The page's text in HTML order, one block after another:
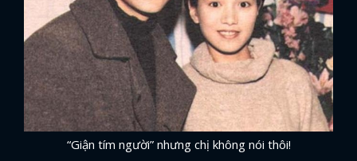
“Giận tím người” nhưng chị không nói thôi!